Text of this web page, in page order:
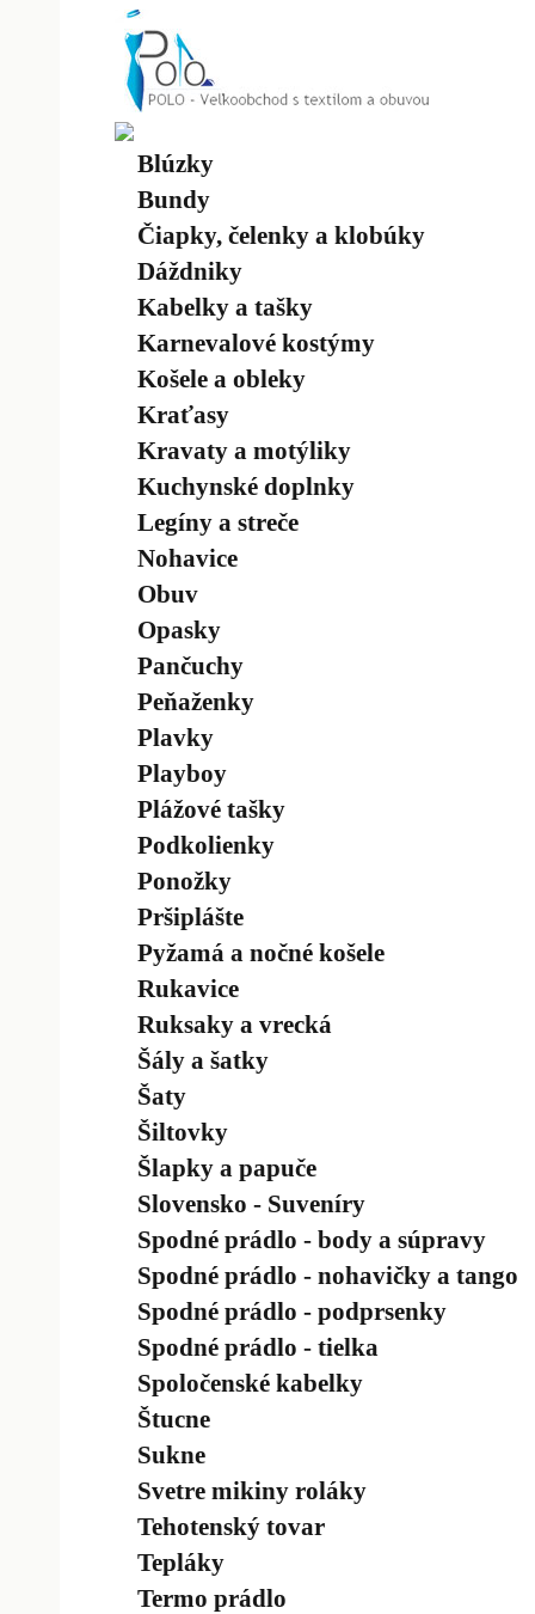
Blúzky
Bundy
Čiapky, čelenky a klobúky
Dáždniky
Kabelky a tašky
Karnevalové kostýmy
Košele a obleky
Kraťasy
Kravaty a motýliky
Kuchynské doplnky
Legíny a streče
Nohavice
Obuv
Opasky
Pančuchy
Peňaženky
Plavky
Playboy
Plážové tašky
Podkolienky
Ponožky
Pršiplášte
Pyžamá a nočné košele
Rukavice
Ruksaky a vrecká
Šály a šatky
Šaty
Šiltovky
Šlapky a papuče
Slovensko - Suveníry
Spodné prádlo - body a súpravy
Spodné prádlo - nohavičky a tango
Spodné prádlo - podprsenky
Spodné prádlo - tielka
Spoločenské kabelky
Štucne
Sukne
Svetre mikiny roláky
Tehotenský tovar
Tepláky
Termo prádlo